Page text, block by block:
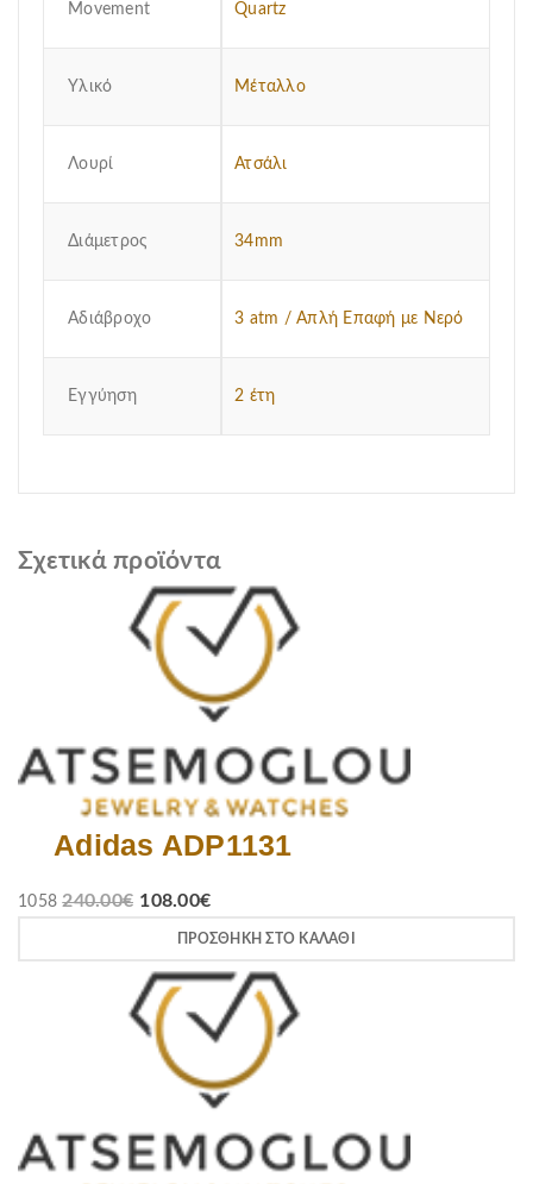
Μovement Quartz
Υλικό Μέταλλο
Λουρί Ατσάλι
Διάμετρος 34mm
Αδιάβροχο 3 atm / Απλή Επαφή με Νερό
Εγγύηση 2 έτη
Σχετικά προϊόντα
Adidas ADP1131
1058 240.00€ 108.00€
ΠΡΟΣΘΉΚΗ ΣΤΟ ΚΑΛΆΘΙ